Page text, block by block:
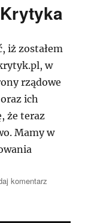
iż zostałem
w
rządowe
ich
że teraz
Mamy w
komentarz